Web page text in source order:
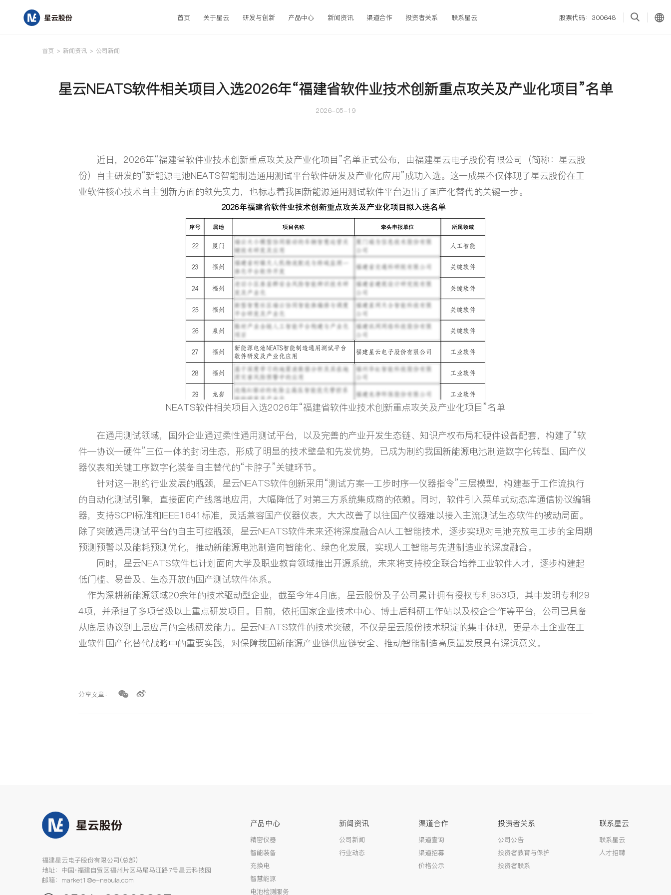
首页 关于星云 研发与创新 产品中心 新闻资讯 渠道合作 投资者关系 联系星云 股票代码：300648
首页 > 新闻资讯 > 公司新闻
星云NEATS软件相关项目入选2026年“福建省软件业技术创新重点攻关及产业化项目”名单
2026-05-19
近日，2026年“福建省软件业技术创新重点攻关及产业化项目”名单正式公布，由福建星云电子股份有限公司（简称：星云股
份）自主研发的“新能源电池NEATS智能制造通用测试平台软件研发及产业化应用”成功入选。这一成果不仅体现了星云股份在工
业软件核心技术自主创新方面的领先实力，也标志着我国新能源通用测试软件平台迈出了国产化替代的关键一步。
NEATS软件相关项目入选2026年“福建省软件业技术创新重点攻关及产业化项目”名单
在通用测试领域，国外企业通过柔性通用测试平台，以及完善的产业开发生态链、知识产权布局和硬件设备配套，构建了“软
件—协议—硬件”三位一体的封闭生态，形成了明显的技术壁垒和先发优势，已成为制约我国新能源电池制造数字化转型、国产仪
器仪表和关键工序数字化装备自主替代的“卡脖子”关键环节。
针对这一制约行业发展的瓶颈，星云NEATS软件创新采用“测试方案—工步时序—仪器指令”三层模型，构建基于工作流执行
的自动化测试引擎，直接面向产线落地应用，大幅降低了对第三方系统集成商的依赖。同时，软件引入菜单式动态库通信协议编辑
器，支持SCPI标准和IEEE1641标准，灵活兼容国产仪器仪表，大大改善了以往国产仪器难以接入主流测试生态软件的被动局面。
除了突破通用测试平台的自主可控瓶颈，星云NEATS软件未来还将深度融合AI人工智能技术，逐步实现对电池充放电工步的全周期
预测预警以及能耗预测优化，推动新能源电池制造向智能化、绿色化发展，实现人工智能与先进制造业的深度融合。
同时，星云NEATS软件也计划面向大学及职业教育领域推出开源系统，未来将支持校企联合培养工业软件人才，逐步构建起
低门槛、易普及、生态开放的国产测试软件体系。
作为深耕新能源领域20余年的技术驱动型企业，截至今年4月底，星云股份及子公司累计拥有授权专利953项，其中发明专利29
4项，并承担了多项省级以上重点研发项目。目前，依托国家企业技术中心、博士后科研工作站以及校企合作等平台，公司已具备
从底层协议到上层应用的全栈研发能力。星云NEATS软件的技术突破，不仅是星云股份技术积淀的集中体现，更是本土企业在工
业软件国产化替代战略中的重要实践，对保障我国新能源产业链供应链安全、推动智能制造高质量发展具有深远意义。
分享文章：
福建星云电子股份有限公司(总部)
地址：中国·福建自贸区福州片区马尾马江路7号星云科技园
邮箱：market1@e-nebula.com
产品中心
精密仪器
智能装备
充换电
智慧能源
电池检测服务
新闻资讯
公司新闻
行业动态
渠道合作
渠道查询
渠道招募
价格公示
投资者关系
公司公告
投资者教育与保护
投资者联系
联系星云
联系星云
人才招聘